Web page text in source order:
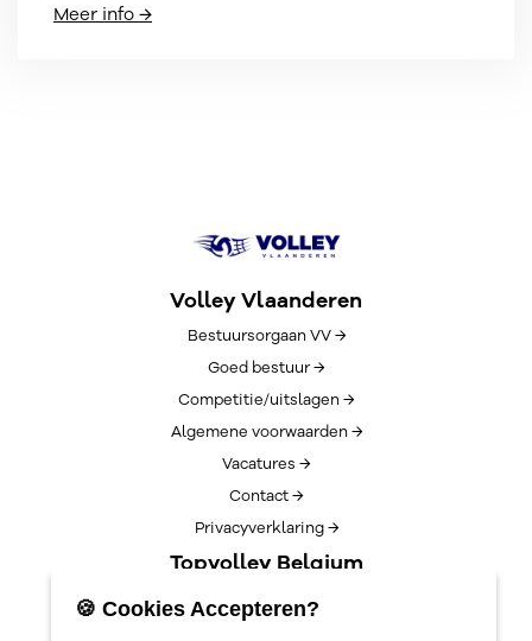
Meer info →
Volley Vlaanderen
Bestuursorgaan VV →
Goed bestuur →
Competitie/uitslagen →
Algemene voorwaarden →
Vacatures →
Contact →
Privacyverklaring →
Topvolley Belgium
Over TopVolleyBelgium →
🍪 Cookies Accepteren?